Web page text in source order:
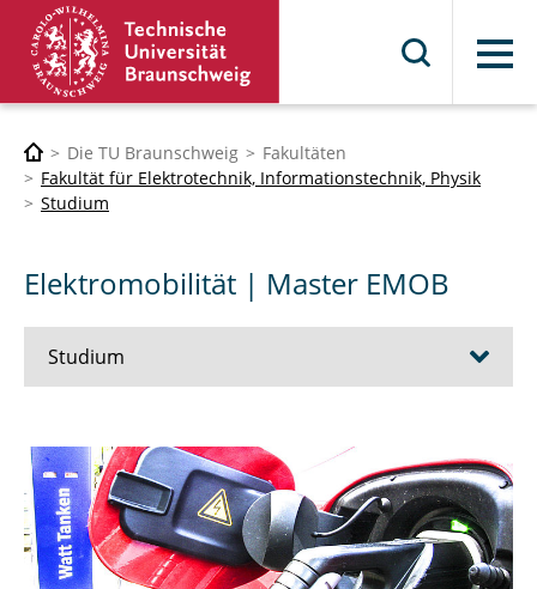
Menü
Die TU Braunschweig
Fakultäten
Fakultät für Elektrotechnik, Informationstechnik, Physik
Studium
Elektromobilität | Master EMOB
Studium
Elektrotechnik und Informationstechnik |
Bachelor ET
Elektrotechnik und Informationstechnik |